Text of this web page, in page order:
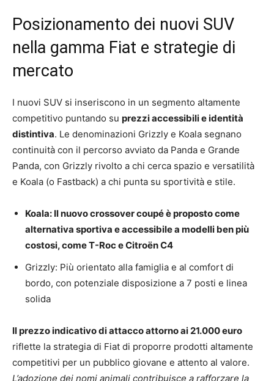
Posizionamento dei nuovi SUV
nella gamma Fiat e strategie di
mercato
I nuovi SUV si inseriscono in un segmento altamente
competitivo puntando su prezzi accessibili e identità
distintiva. Le denominazioni Grizzly e Koala segnano
continuità con il percorso avviato da Panda e Grande
Panda, con Grizzly rivolto a chi cerca spazio e versatilità
e Koala (o Fastback) a chi punta su sportività e stile.
Koala: Il nuovo crossover coupé è proposto come
alternativa sportiva e accessibile a modelli ben più
costosi, come T-Roc e Citroën C4
Grizzly: Più orientato alla famiglia e al comfort di
bordo, con potenziale disposizione a 7 posti e linea
solida
Il prezzo indicativo di attacco attorno ai 21.000 euro
riflette la strategia di Fiat di proporre prodotti altamente
competitivi per un pubblico giovane e attento al valore.
L’adozione dei nomi animali contribuisce a rafforzare la